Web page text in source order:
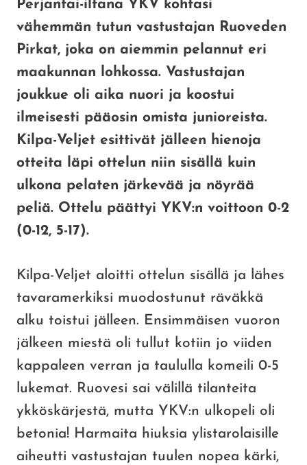
Perjantai-iltana YKV kohtasi
vähemmän tutun vastustajan Ruoveden
Pirkat, joka on aiemmin pelannut eri
maakunnan lohkossa. Vastustajan
joukkue oli aika nuori ja koostui
ilmeisesti pääosin omista junioreista.
Kilpa-Veljet esittivät jälleen hienoja
otteita läpi ottelun niin sisällä kuin
ulkona pelaten järkevää ja nöyrää
peliä. Ottelu päättyi YKV:n voittoon 0-2
(0-12, 5-17).
Kilpa-Veljet aloitti ottelun sisällä ja lähes
tavaramerkiksi muodostunut räväkkä
alku toistui jälleen. Ensimmäisen vuoron
jälkeen miestä oli tullut kotiin jo viiden
kappaleen verran ja taululla komeili 0-5
lukemat. Ruovesi sai välillä tilanteita
ykköskärjestä, mutta YKV:n ulkopeli oli
betonia! Harmaita hiuksia ylistarolaisille
aiheutti vastustajan tuulen nopea kärki,